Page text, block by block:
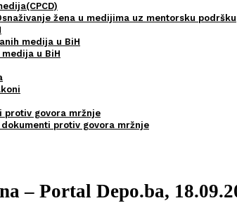
žena u medijima uz mentorsku podršku
medija u BiH
u BiH
protiv govora mržnje
protiv govora mržnje
– Portal Depo.ba,